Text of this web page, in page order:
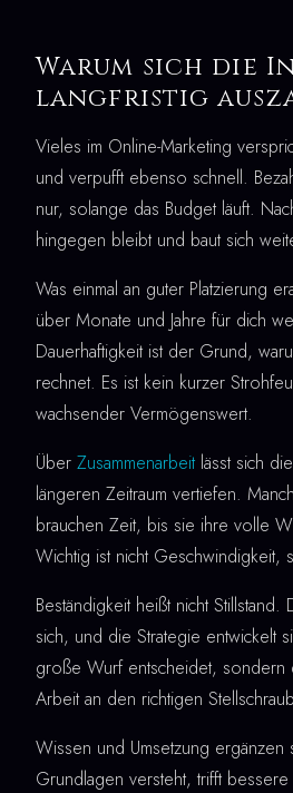
Warum sich die
langfristig
Vieles im Online-Marketing
und verpufft ebenso schnell.
nur, solange das Budget läuft.
hingegen bleibt und baut sich
Was einmal an guter Platzierung
über Monate und Jahre für dich
Dauerhaftigkeit ist der Grund,
rechnet. Es ist kein kurzer
wachsender Vermögenswert.
Über Zusammenarbeit lässt sich
längeren Zeitraum vertiefen.
brauchen Zeit, bis sie ihre volle
Wichtig ist nicht Geschwindigkeit,
Beständigkeit heißt nicht
sich, und die Strategie entwickelt
große Wurf entscheidet, sondern
Arbeit an den richtigen
Wissen und Umsetzung
Grundlagen versteht, trifft